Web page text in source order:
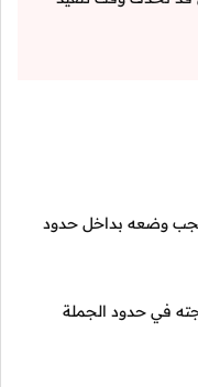
وضعه بداخل حدود
في حدود الجملة